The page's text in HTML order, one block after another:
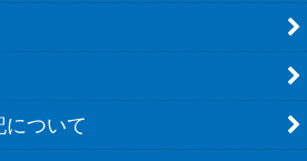
について